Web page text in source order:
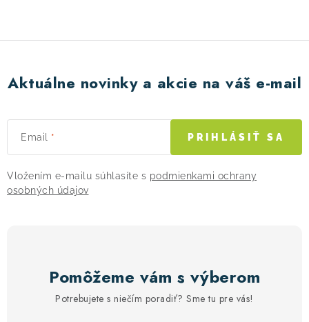
p
v
k
y
ý
p
i
Aktuálne novinky a akcie na váš e-mail
Email
Vložením e-mailu súhlasíte s podmienkami ochrany
osobných údajov
PRIHLÁSIŤ SA
Pomôžeme vám s výberom
Potrebujete s niečím poradiť? Sme tu pre vás!